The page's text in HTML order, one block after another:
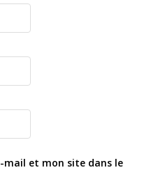
mail et mon site dans le